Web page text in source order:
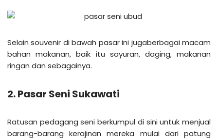
Selain souvenir di bawah pasar ini jugaberbagai macam
bahan makanan, baik itu sayuran, daging, makanan
ringan dan sebagainya.
2. Pasar Seni Sukawati
Ratusan pedagang seni berkumpul di sini untuk menjual
barang-barang kerajinan mereka mulai dari patung